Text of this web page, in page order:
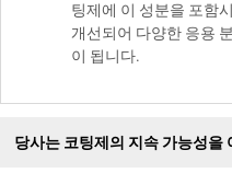
팅제에 이 성분을 포함
개선되어 다양한 응용
이 됩니다.
당사는 코팅제의 지속 가능성을